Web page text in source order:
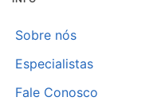
Sobre nós
Especialistas
Fale Conosco